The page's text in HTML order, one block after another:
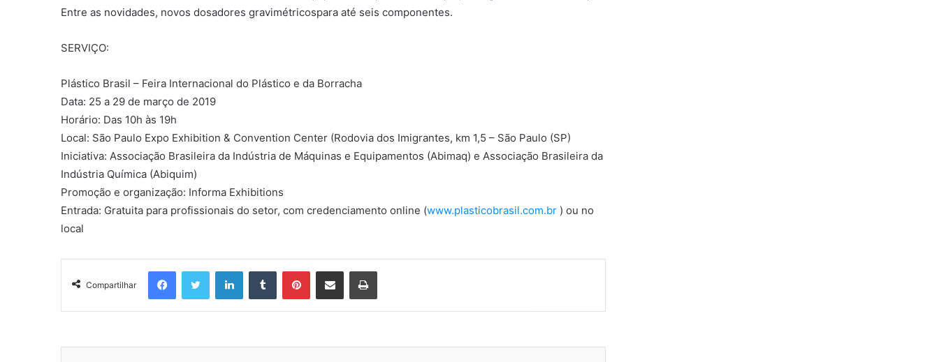
Entre as novidades, novos dosadores gravimétricospara até seis componentes.
SERVIÇO:
Plástico Brasil – Feira Internacional do Plástico e da Borracha
Data: 25 a 29 de março de 2019
Horário: Das 10h às 19h
Local: São Paulo Expo Exhibition & Convention Center (Rodovia dos Imigrantes, km 1,5 – São Paulo (SP)
Iniciativa: Associação Brasileira da Indústria de Máquinas e Equipamentos (Abimaq) e Associação Brasileira da
Indústria Química (Abiquim)
Promoção e organização: Informa Exhibitions
Entrada: Gratuita para profissionais do setor, com credenciamento online (www.plasticobrasil.com.br ) ou no
local
Compartilhar